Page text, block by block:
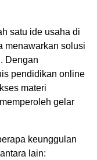
satu ide usaha di
menawarkan solusi
Dengan
pendidikan online
materi
gelar
keunggulan
lain: